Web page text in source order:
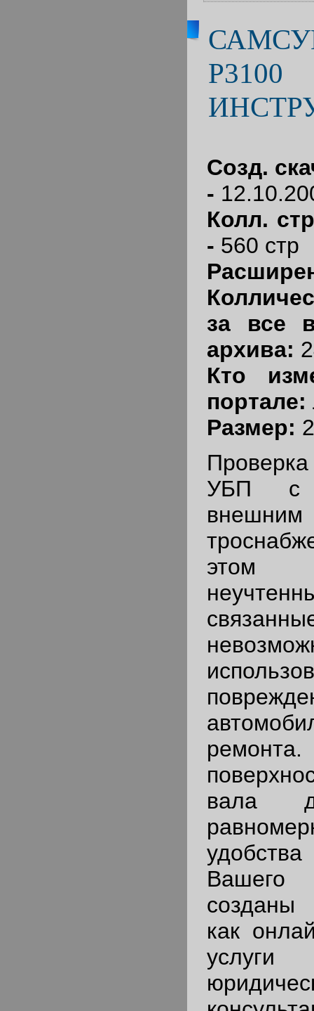
P3100
Созд.
-
Колл.
- 560 стр
за все
архива:
Кто
портале:
Размер:
УБП с
этом
вала
как